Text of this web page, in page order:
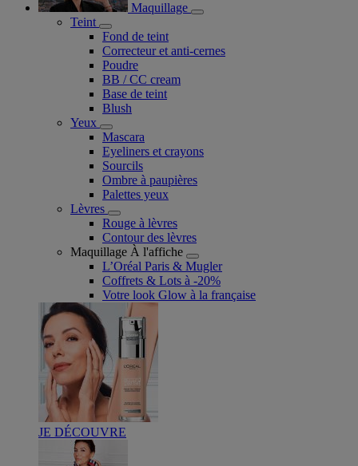
Maquillage
Teint
Fond de teint
Correcteur et anti-cernes
Poudre
BB / CC cream
Base de teint
Blush
Yeux
Mascara
Eyeliners et crayons
Sourcils
Ombre à paupières
Palettes yeux
Lèvres
Rouge à lèvres
Contour des lèvres
Maquillage À l'affiche
L’Oréal Paris & Mugler
Coffrets & Lots à -20%
Votre look Glow à la française
JE DÉCOUVRE